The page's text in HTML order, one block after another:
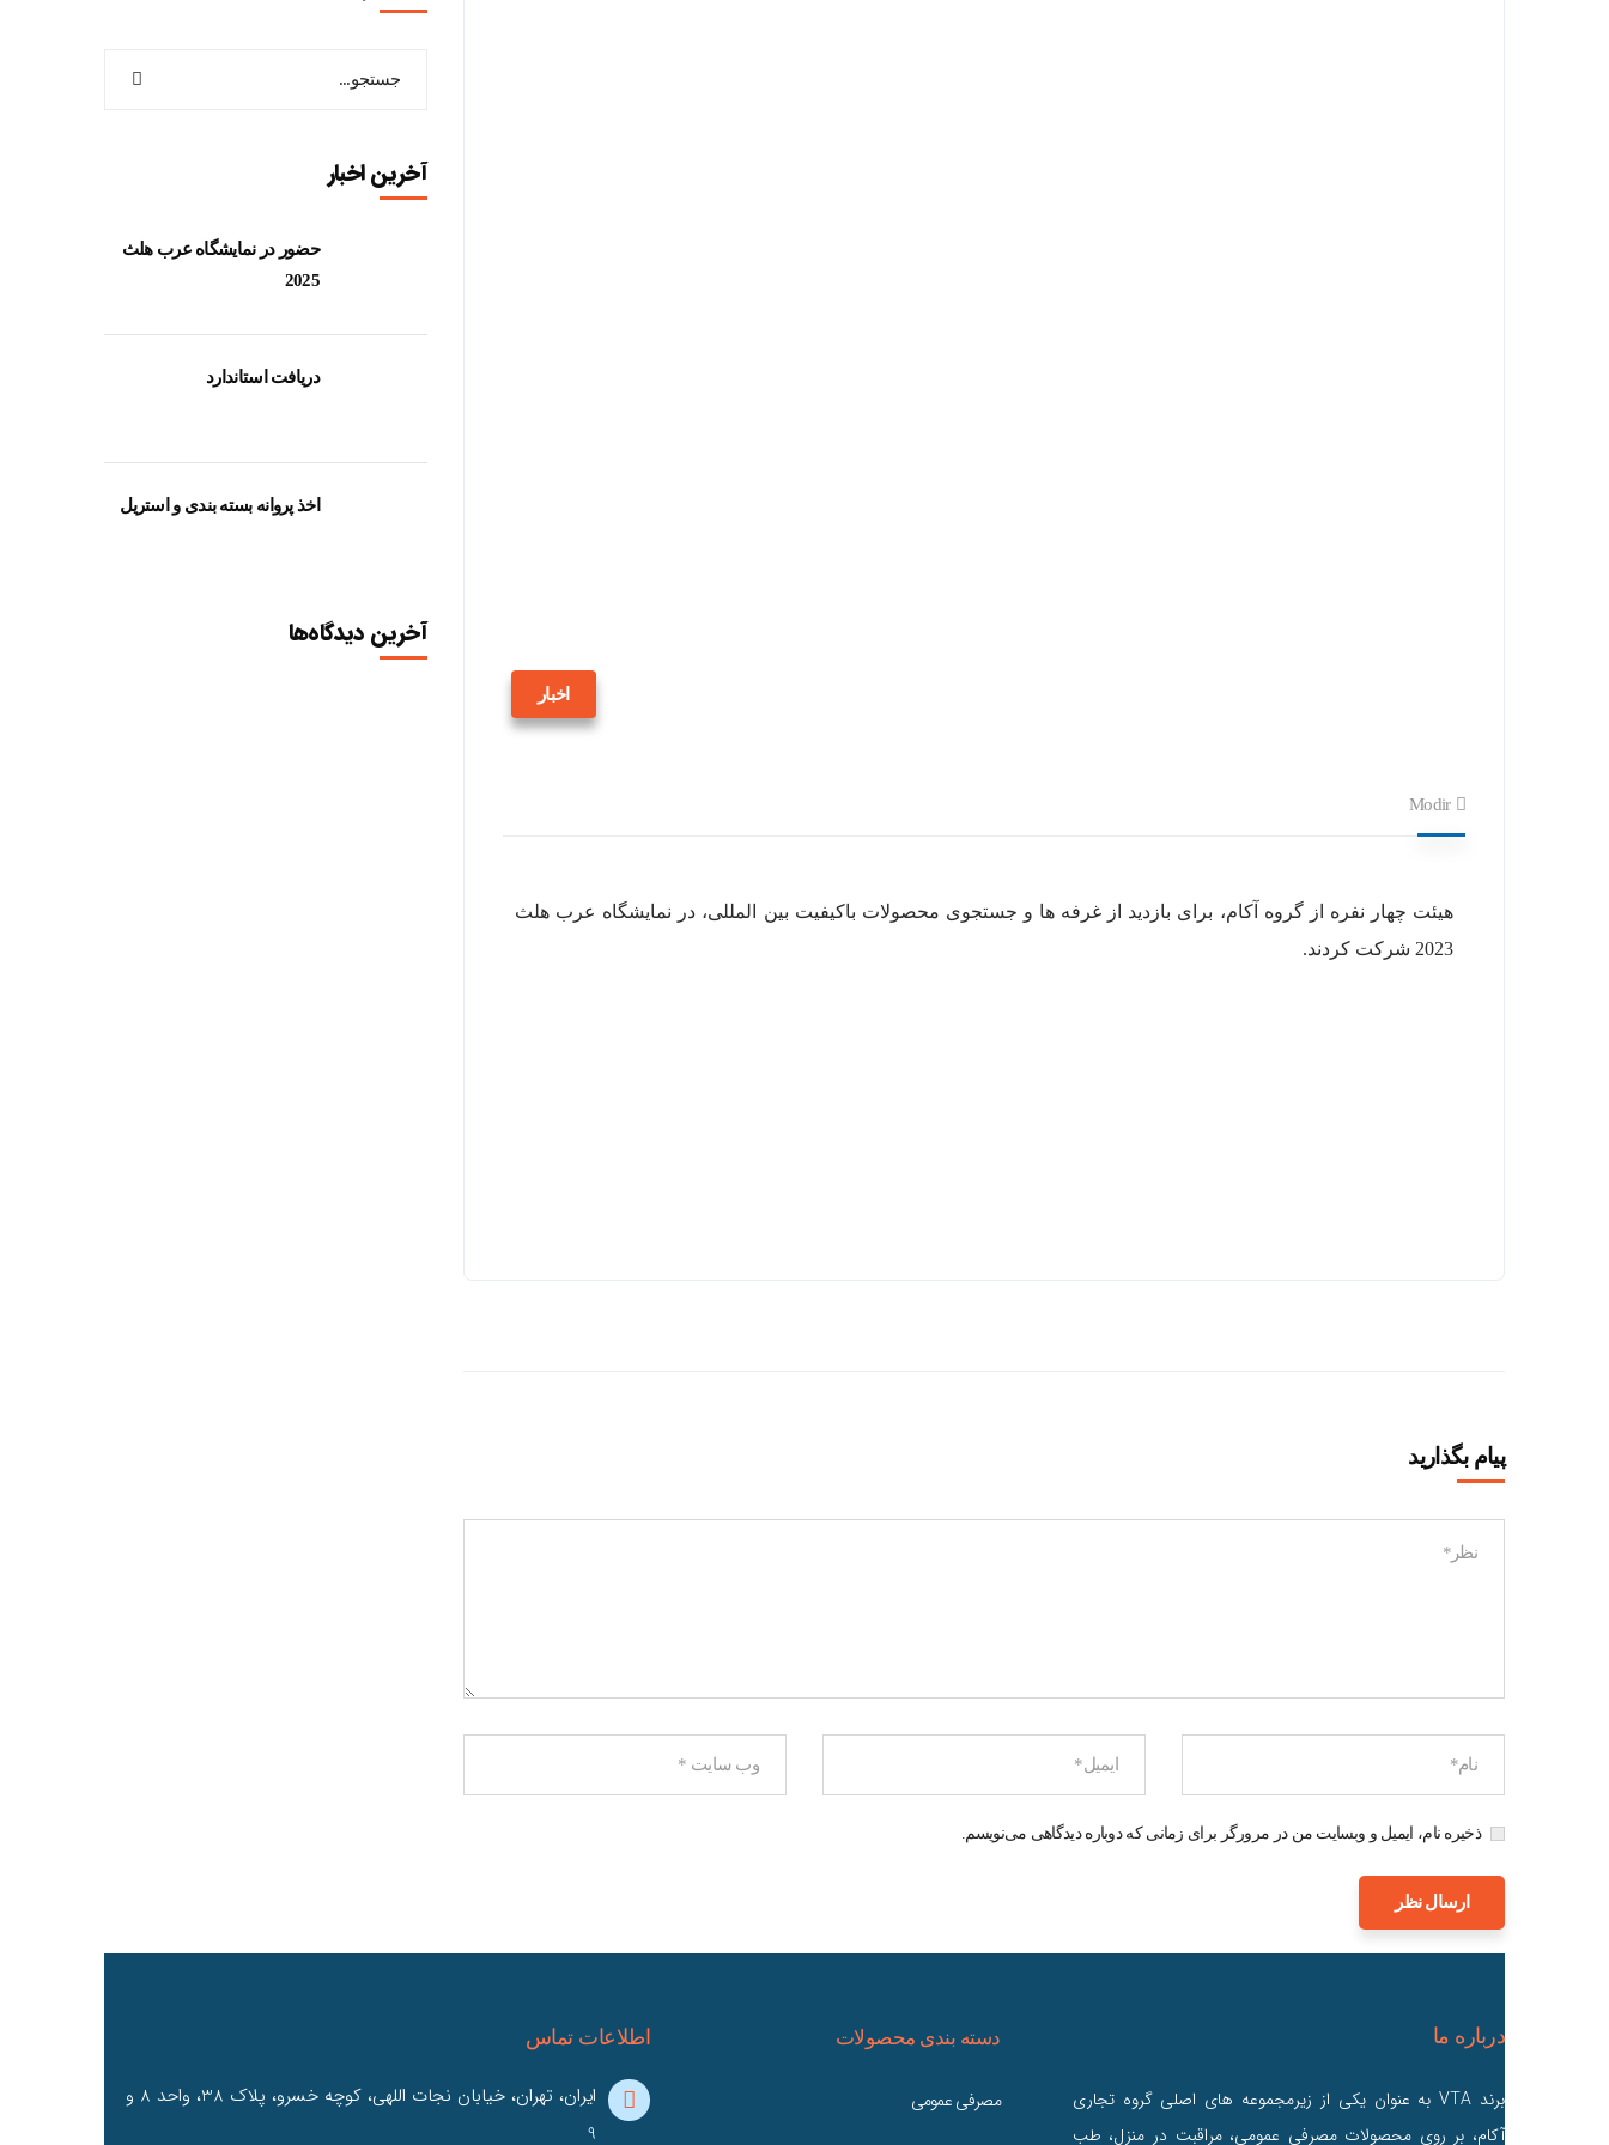
اخبار
Modir
هیئت چهار نفره از گروه آکام، برای بازدید از غرفه ها و جستجوی محصولات باکیفیت بین المللی، در نمایشگاه عرب هلث
2023 شرکت کردند.
پیام بگذارید
ذخیره نام، ایمیل و وبسایت من در مرورگر برای زمانی که دوباره دیدگاهی می‌نویسم.
آخرین اخبار
حضور در نمایشگاه عرب هلث
2025
دریافت استاندارد
اخذ پروانه بسته بندی و استریل
آخرین دیدگاه‌ها
درباره ما
برند VTA به عنوان یکی از زیرمجموعه های اصلی گروه تجاری
آکام، بر روی محصولات مصرفی عمومی، مراقبت در منزل، طب
دسته بندی محصولات
مصرفی عمومی
اطلاعات تماس
ایران، تهران، خیابان نجات اللهی، کوچه خسرو، پلاک 38، واحد 8 و
9